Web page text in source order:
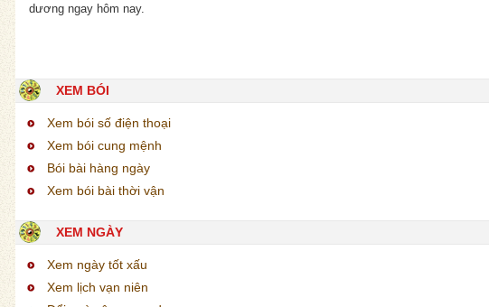
dương ngay hôm nay.
XEM BÓI
Xem bói số điện thoại
Xem bói cung mệnh
Bói bài hàng ngày
Xem bói bài thời vận
XEM NGÀY
Xem ngày tốt xấu
Xem lịch vạn niên